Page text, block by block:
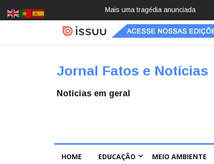
Pai e filho
Jornal Fatos e Notícias
Notícias em geral
HOME EDUCAÇÃO MEIO AMBIENTE